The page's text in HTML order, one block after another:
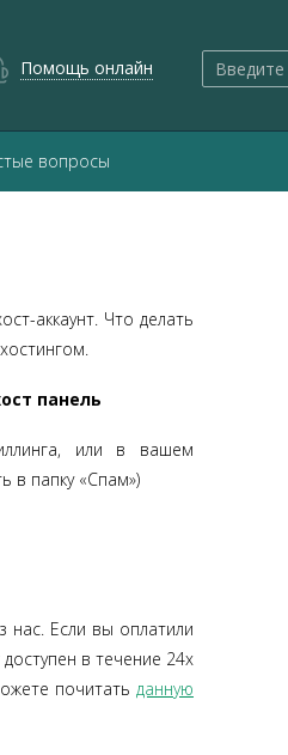
Помощь онлайн
вопросы
аккаунт. Что делать
панель
или в вашем
в папку «Спам»)
Если вы оплатили
в течение 24х
почитать данную